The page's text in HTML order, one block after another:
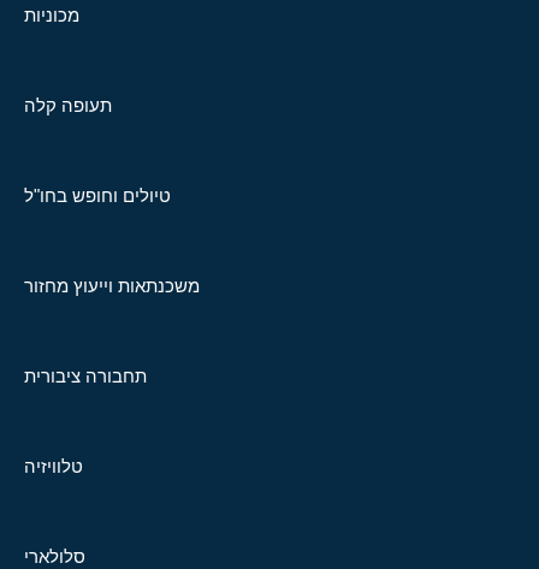
מכוניות
תעופה קלה
טיולים וחופש בחו"ל
משכנתאות וייעוץ מחזור
תחבורה ציבורית
טלוויזיה
סלולארי